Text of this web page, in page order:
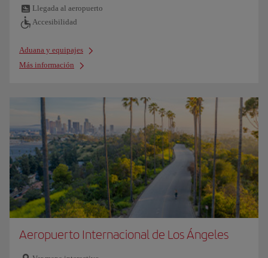
Llegada al aeropuerto
Accesibilidad
Aduana y equipajes
Más información
Aeropuerto Internacional de Los Ángeles